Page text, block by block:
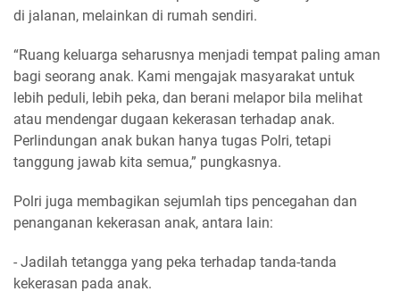
di jalanan, melainkan di rumah sendiri.
“Ruang keluarga seharusnya menjadi tempat paling aman
bagi seorang anak. Kami mengajak masyarakat untuk
lebih peduli, lebih peka, dan berani melapor bila melihat
atau mendengar dugaan kekerasan terhadap anak.
Perlindungan anak bukan hanya tugas Polri, tetapi
tanggung jawab kita semua,” pungkasnya.
Polri juga membagikan sejumlah tips pencegahan dan
penanganan kekerasan anak, antara lain:
- Jadilah tetangga yang peka terhadap tanda-tanda
kekerasan pada anak.